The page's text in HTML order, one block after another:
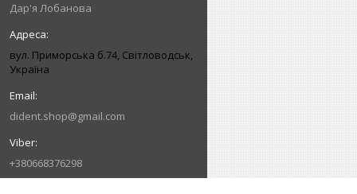
Дар'я Лобанова
вул. Приморська б.74, Світловодськ,
Україна
dident.shop@gmail.com
+380668376298